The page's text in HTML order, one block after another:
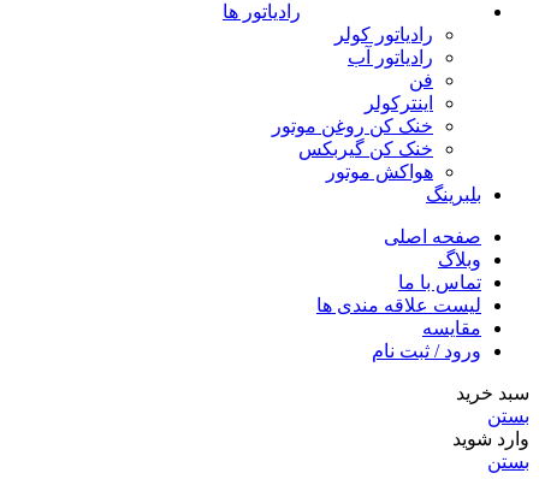
رادیاتور ها
رادیاتور کولر
رادیاتور آب
فن
اینترکولر
خنک کن روغن موتور
خنک کن گیربکس
هواکش موتور
بلبرینگ
صفحه اصلی
وبلاگ
تماس با ما
لیست علاقه مندی ها
مقایسه
ورود / ثبت نام
سبد خرید
بستن
وارد شوید
بستن